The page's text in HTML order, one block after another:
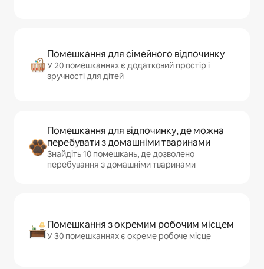
Помешкання для сімейного відпочинку
У 20 помешканнях є додатковий простір і
зручності для дітей
Помешкання для відпочинку, де можна
перебувати з домашніми тваринами
Знайдіть 10 помешкань, де дозволено
перебування з домашніми тваринами
Помешкання з окремим робочим місцем
У 30 помешканнях є окреме робоче місце